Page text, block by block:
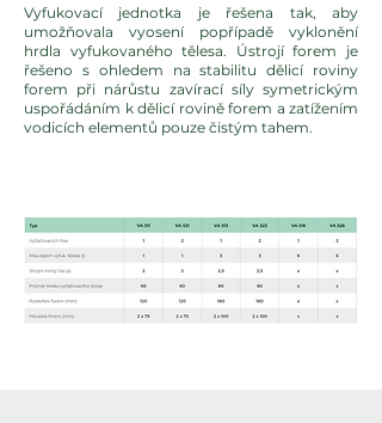
Vyfukovací jednotka je řešena tak, aby
umožňovala vyosení popřípadě vyklonění
hrdla vyfukovaného tělesa. Ústrojí forem je
řešeno s ohledem na stabilitu dělicí roviny
forem při nárůstu zavírací síly symetrickým
uspořádáním k dělicí rovině forem a zatížením
vodicích elementů pouze čistým tahem.